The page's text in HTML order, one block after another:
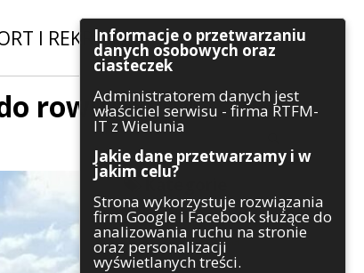
I REKREACJA|INWESTYCJE
Szukaj
Kategorie
Architektura
Gospodarka
Handel
rowu
Informacje o przetwarzaniu
danych osobowych oraz
ciasteczek
Administratorem danych jest
właściciel serwisu - firma RTFM-
IT z Wielunia
Jakie dane przetwarzamy i w
jakim celu?
Strona wykorzystuje rozwiązania
firm Google i Facebook służące do
analizowania ruchu na stronie
oraz personalizacji
wyświetlanych treści.